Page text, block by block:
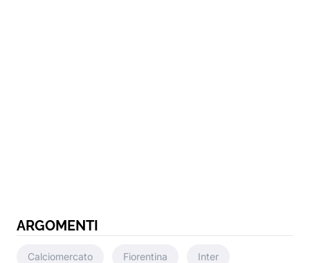
ARGOMENTI
Calciomercato Fiorentina Inter